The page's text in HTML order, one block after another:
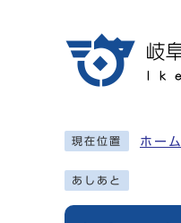
ここから本文です
現在位置 ホーム
あしあと